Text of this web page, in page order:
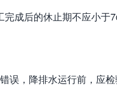
完成后的休止期不应小于
误，降排水运行前，应